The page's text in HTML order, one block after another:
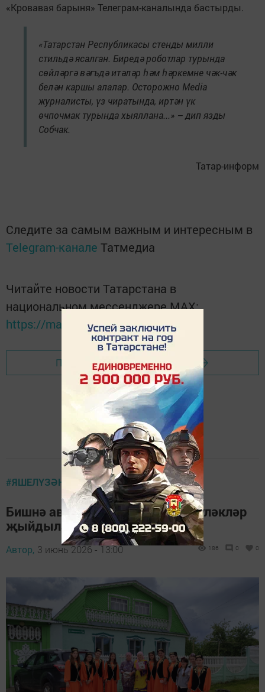
«Кровавая барыня» Телеграм-каналында бастырды.
«Татарстан Республикасы стенды милли
стильдә ясалган. Биредә роботлар турында
сөйләргә вәгъдә итәләр һәм һәркемне чәк-чәк
белән каршы алалар. Осторожно Media
журналисты, үз чиратында, иртән үк
өчпочмак турында хыяллана...» – дип язды
Собчак.
Татар-информ
Следите за самым важным и интересным в
Telegram-канале Татмедиа
Читайте новости Татарстана в
национальном мессенджере MАХ:
https://max.ru/tatmedia
Перейти на страницу новости
#ЯШЕЛҮЗӘНРАЙОНЫТУГАНАВЫЛЫМ
Бишнә авылында Сабантуйга бүләкләр
җыйдылар
Автор, 3 июнь 2026 - 13:00 186 0 0